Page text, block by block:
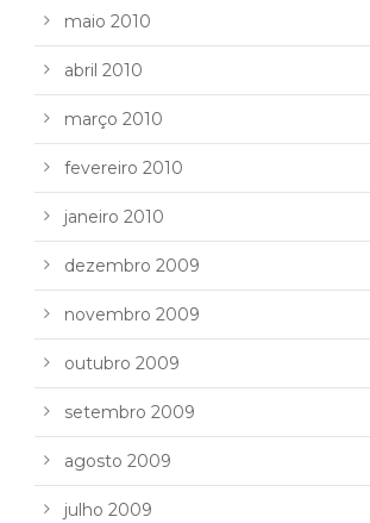
maio 2010
abril 2010
março 2010
fevereiro 2010
janeiro 2010
dezembro 2009
novembro 2009
outubro 2009
setembro 2009
agosto 2009
julho 2009